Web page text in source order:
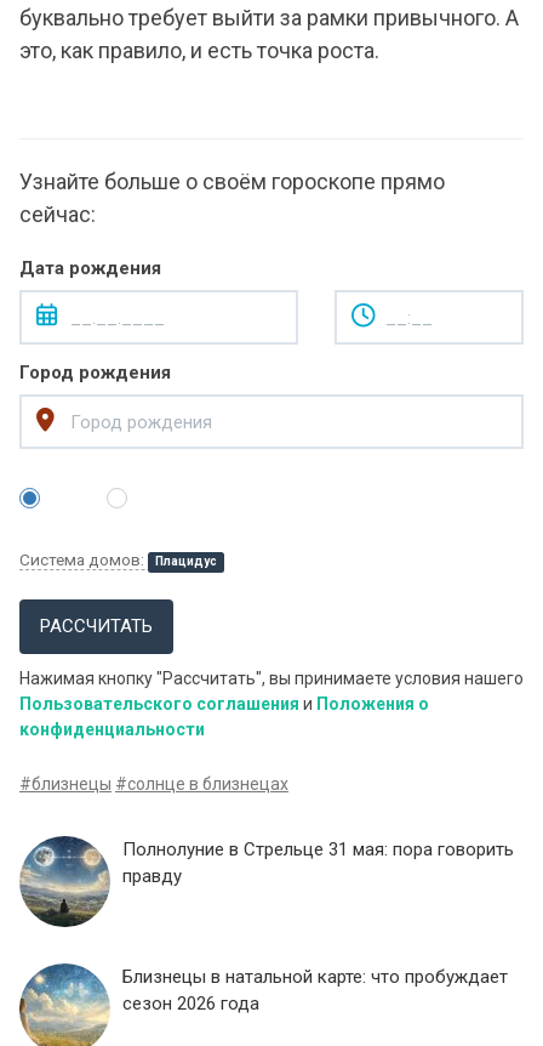
буквально требует выйти за рамки привычного. А
это, как правило, и есть точка роста.
Узнайте больше о своём гороскопе прямо
сейчас:
Дата рождения
Город рождения
Система домов: Плацидус
РАССЧИТАТЬ
Нажимая кнопку "Рассчитать", вы принимаете условия нашего
Пользовательского соглашения и Положения о
конфиденциальности
#близнецы #солнце в близнецах
Полнолуние в Стрельце 31 мая: пора говорить
правду
Близнецы в натальной карте: что пробуждает
сезон 2026 года